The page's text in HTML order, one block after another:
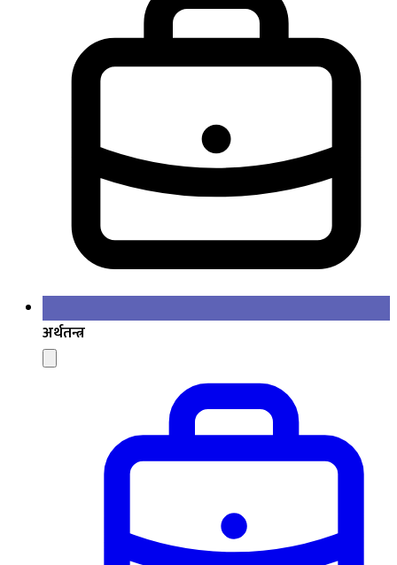
अर्थतन्त्र